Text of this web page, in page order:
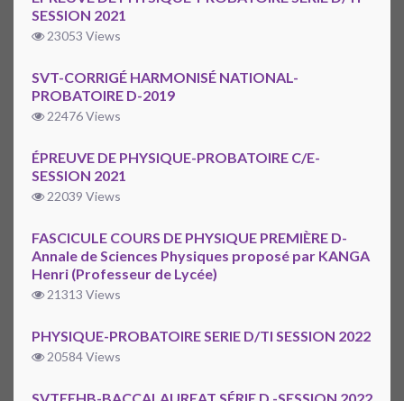
SESSION 2021
23053 Views
SVT-CORRIGÉ HARMONISÉ NATIONAL-
PROBATOIRE D-2019
22476 Views
ÉPREUVE DE PHYSIQUE-PROBATOIRE C/E-
SESSION 2021
22039 Views
FASCICULE COURS DE PHYSIQUE PREMIÈRE D-
Annale de Sciences Physiques proposé par KANGA
Henri (Professeur de Lycée)
21313 Views
PHYSIQUE-PROBATOIRE SERIE D/TI SESSION 2022
20584 Views